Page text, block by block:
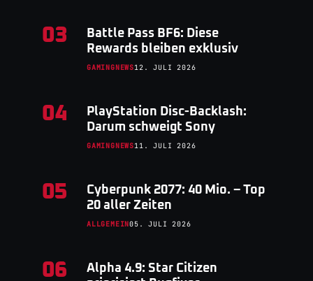
03
Battle Pass BF6: Diese
Rewards bleiben exklusiv
GAMINGNEWS12. JULI 2026
04
PlayStation Disc-Backlash:
Darum schweigt Sony
GAMINGNEWS11. JULI 2026
05
Cyberpunk 2077: 40 Mio. – Top
20 aller Zeiten
ALLGEMEIN05. JULI 2026
06
Alpha 4.9: Star Citizen